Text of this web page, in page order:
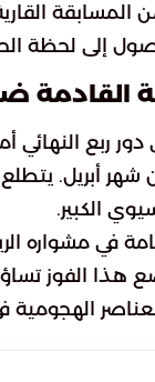
من المسابقة
إلى لحظة
القادمة
ربع النهائي
أبريل.
الكبير.
في مشواره
هذا الفوز
الهجومية